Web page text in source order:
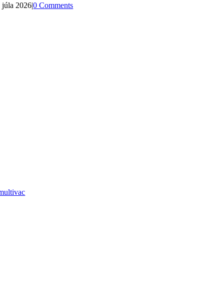
júla 2026|0 Comments